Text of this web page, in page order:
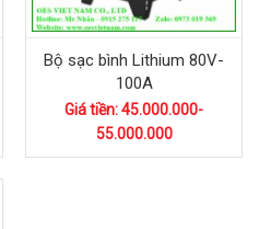
Bộ sạc bình Lithium 80V-
100A
Giá tiền: 45.000.000-
55.000.000